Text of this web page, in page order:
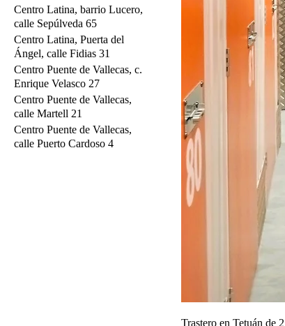
Centro Latina, barrio Lucero,
calle Sepúlveda 65
Centro Latina, Puerta del
Ángel, calle Fidias 31
Centro Puente de Vallecas, c.
Enrique Velasco 27
Centro Puente de Vallecas,
calle Martell 21
Centro Puente de Vallecas,
calle Puerto Cardoso 4
Trastero en Tetuán de